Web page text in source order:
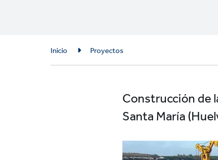
Breadcrumb
Inicio Proyectos
Construcción de
Santa María